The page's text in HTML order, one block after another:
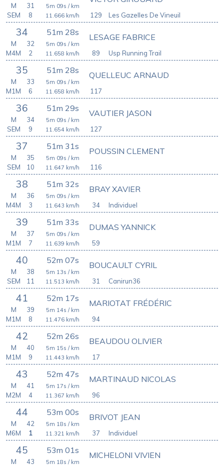
129
5m 09s / km
11.666 km/h
M
31
SEM
8 Les Gazelles De Vineuil
34 51m 28s
89
LESAGE FABRICE
5m 09s / km
11.658 km/h
M
32
M4M
2 Usp Running Trail
35 51m 28s
117
QUELLEUC ARNAUD
5m 09s / km
11.658 km/h
M
33
M1M
6
36 51m 29s
127
VAUTIER JASON
5m 09s / km
11.654 km/h
M
34
SEM
9
37 51m 31s
116
POUSSIN CLEMENT
5m 09s / km
11.647 km/h
M
35
SEM
10
38 51m 32s
34
BRAY XAVIER
5m 09s / km
11.643 km/h
M
36
M4M
3 Individuel
39 51m 33s
59
DUMAS YANNICK
5m 09s / km
11.639 km/h
M
37
M1M
7
40 52m 07s
31
BOUCAULT CYRIL
5m 13s / km
11.513 km/h
M
38
SEM
11 Canirun36
41 52m 17s
94
MARIOTAT FRÉDÉRIC
5m 14s / km
11.476 km/h
M
39
M1M
8
42 52m 26s
17
BEAUDOU OLIVIER
5m 15s / km
11.443 km/h
M
40
M1M
9
43 52m 47s
96
MARTINAUD NICOLAS
5m 17s / km
11.367 km/h
M
41
M2M
4
44 53m 00s
37
BRIVOT JEAN
5m 18s / km
11.321 km/h
M
42
M6M
1 Individuel
45 53m 01s MICHELONI VIVIEN
5m 18s / km
M
43